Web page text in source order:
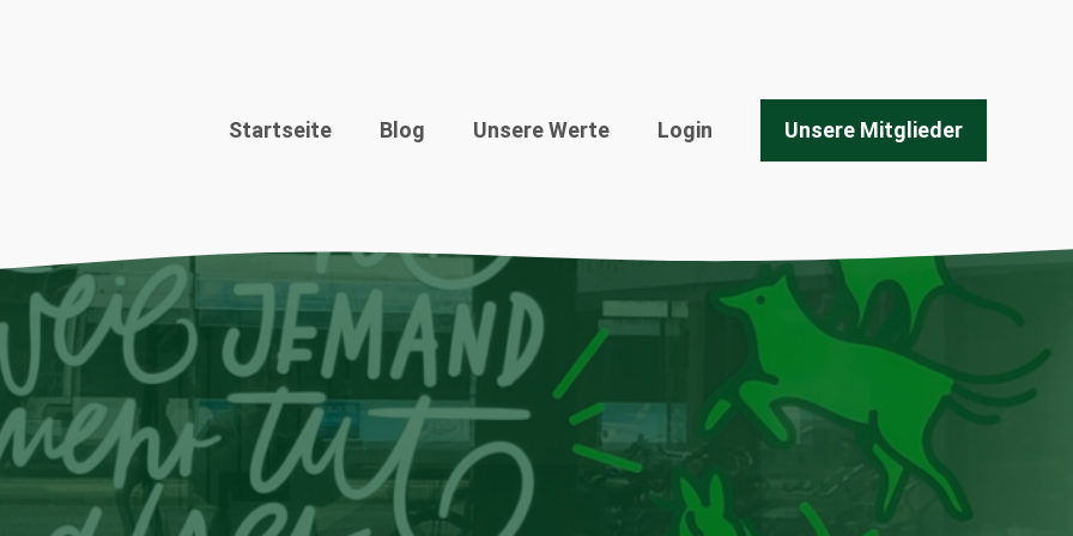
Startseite
Blog Unsere Werte Login Unsere Mitglieder